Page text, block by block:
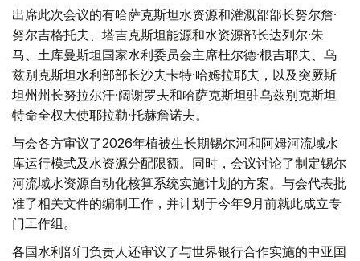
出席此次会议的有哈萨克斯坦水资源和灌溉部部长努尔詹·
努尔吉格托夫、塔吉克斯坦能源和水资源部长达列尔·朱
马、土库曼斯坦国家水利委员会主席杜尔德·根吉耶夫、乌
兹别克斯坦水利部部长沙夫卡特·哈姆拉耶夫，以及突厥斯
坦州州长努拉尔汗·阔谢罗夫和哈萨克斯坦驻乌兹别克斯坦
特命全权大使耶拉勒·托赫詹诺夫。
与会各方审议了2026年植被生长期锡尔河和阿姆河流域水
库运行模式及水资源分配限额。同时，会议讨论了制定锡尔
河流域水资源自动化核算系统实施计划的方案。与会代表批
准了相关文件的编制工作，并计划于今年9月前就此成立专
门工作组。
各国水利部门负责人还审议了与世界银行合作实施的中亚国